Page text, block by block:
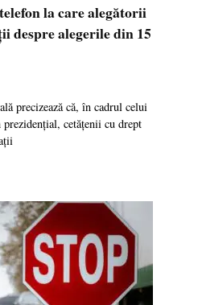
la care alegătorii
despre alegerile din 15
precizează că, în cadrul celui
cetăţenii cu drept